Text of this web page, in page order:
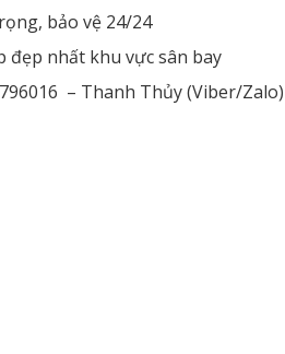
bảo vệ 24/24
đẹp nhất khu vực sân bay
– Thanh Thủy (Viber/Zalo)